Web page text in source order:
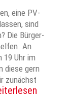
eine PV-
sind
Die Bürger-
An
19 Uhr im
diese gern
zunächst